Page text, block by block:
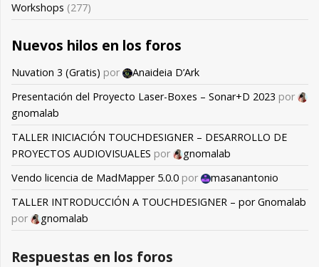
Workshops (277)
Nuevos hilos en los foros
Nuvation 3 (Gratis) por
Anaideia D’Ark
Presentación del Proyecto Laser-Boxes – Sonar+D 2023 por
gnomalab
TALLER INICIACIÓN TOUCHDESIGNER – DESARROLLO DE
PROYECTOS AUDIOVISUALES por
gnomalab
Vendo licencia de MadMapper 5.0.0 por
masanantonio
TALLER INTRODUCCIÓN A TOUCHDESIGNER – por Gnomalab
por
gnomalab
Respuestas en los foros